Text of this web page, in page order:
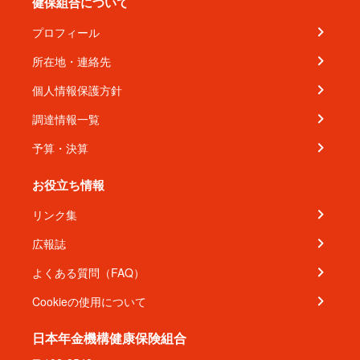
プロフィール
所在地・連絡先
個人情報保護方針
調達情報一覧
予算・決算
お役立ち情報
リンク集
広報誌
よくある質問（FAQ）
Cookieの使用について
日本年金機構健康保険組合